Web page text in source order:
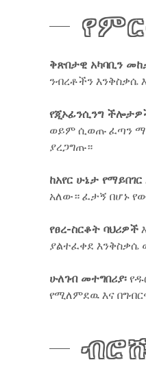
ቅጽበታዊ አካባቢን
ንብረቶችን እንቅስቃሴ
የጂኦፊንሲንግ
ወይም ሲወጡ ፈጣን
ያረጋግጡ።
ከአየር ሁኔታ የማይበገር
አለው። ፈታኝ በሆኑ
የፀረ-ስርቆት ባህሪዎች
ያልተፈቀደ
ሁለገብ መተግበሪያ፡
የሚለምደዉ እና